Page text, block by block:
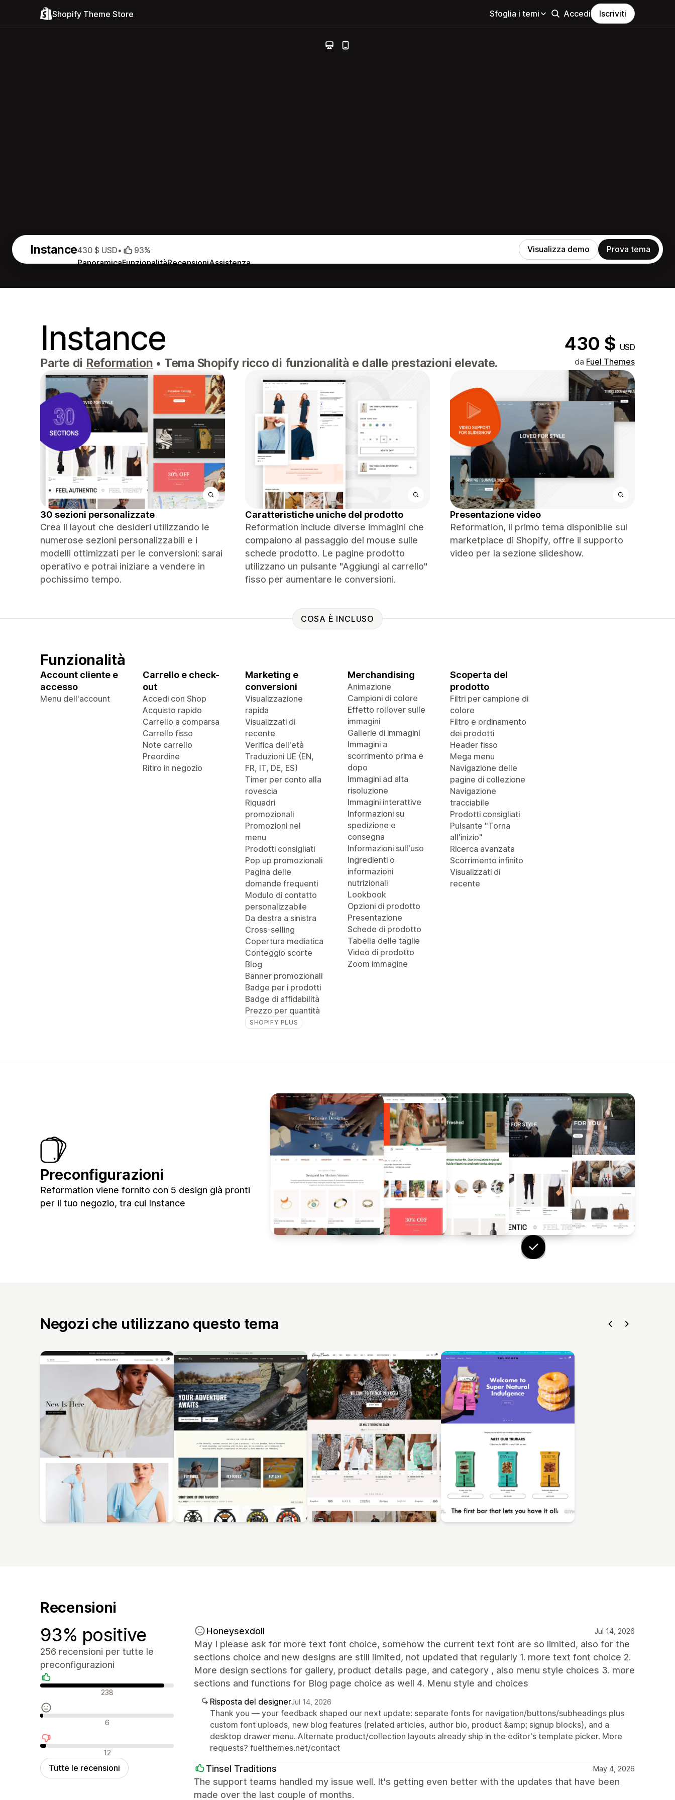
Shopify Theme Store Sfoglia i temi Accedi Iscriviti
Instance
PanoramicaFunzionalitàRecensioniAssistenza
430 $ USD• 93% Visualizza demo Prova tema
Instance 430 $ USD
Parte di Reformation • Tema Shopify ricco di funzionalità e dalle prestazioni elevate. da Fuel Themes
30 sezioni personalizzate
Crea il layout che desideri utilizzando le
numerose sezioni personalizzabili e i
modelli ottimizzati per le conversioni: sarai
operativo e potrai iniziare a vendere in
pochissimo tempo.
Caratteristiche uniche del prodotto
Reformation include diverse immagini che
compaiono al passaggio del mouse sulle
schede prodotto. Le pagine prodotto
utilizzano un pulsante "Aggiungi al carrello"
fisso per aumentare le conversioni.
Presentazione video
Reformation, il primo tema disponibile sul
marketplace di Shopify, offre il supporto
video per la sezione slideshow.
COSA È INCLUSO
Funzionalità
Account cliente e
accesso
Menu dell'account
Carrello e check-
out
Accedi con Shop
Acquisto rapido
Carrello a comparsa
Carrello fisso
Note carrello
Preordine
Ritiro in negozio
Marketing e
conversioni
Visualizzazione
rapida
Visualizzati di
recente
Verifica dell'età
Traduzioni UE (EN,
FR, IT, DE, ES)
Timer per conto alla
rovescia
Riquadri
promozionali
Promozioni nel
menu
Prodotti consigliati
Pop up promozionali
Pagina delle
domande frequenti
Modulo di contatto
personalizzabile
Da destra a sinistra
Cross-selling
Copertura mediatica
Conteggio scorte
Blog
Banner promozionali
Badge per i prodotti
Badge di affidabilità
Prezzo per quantità
SHOPIFY PLUS
Merchandising
Animazione
Campioni di colore
Effetto rollover sulle
immagini
Gallerie di immagini
Immagini a
scorrimento prima e
dopo
Immagini ad alta
risoluzione
Immagini interattive
Informazioni su
spedizione e
consegna
Informazioni sull'uso
Ingredienti o
informazioni
nutrizionali
Lookbook
Opzioni di prodotto
Presentazione
Schede di prodotto
Tabella delle taglie
Video di prodotto
Zoom immagine
Scoperta del
prodotto
Filtri per campione di
colore
Filtro e ordinamento
dei prodotti
Header fisso
Mega menu
Navigazione delle
pagine di collezione
Navigazione
tracciabile
Prodotti consigliati
Pulsante "Torna
all'inizio"
Ricerca avanzata
Scorrimento infinito
Visualizzati di
recente
Preconfigurazioni
Reformation viene fornito con 5 design già pronti
per il tuo negozio, tra cui Instance
Negozi che utilizzano questo tema
Recensioni
93% positive
256 recensioni per tutte le
preconfigurazioni
Recensioni positive
238
Recensioni neutrali
6
Recensioni negative
12
Tutte le recensioni
Honeysexdoll Jul 14, 2026
May I please ask for more text font choice, somehow the current text font are so limited, also for the
sections choice and new designs are still limited, not updated that regularly 1. more text font choice 2.
More design sections for gallery, product details page, and category , also menu style choices 3. more
sections and functions for Blog page choice as well 4. Menu style and choices
Risposta del designerJul 14, 2026
Thank you — your feedback shaped our next update: separate fonts for navigation/buttons/subheadings plus
custom font uploads, new blog features (related articles, author bio, product &amp; signup blocks), and a
desktop drawer menu. Alternate product/collection layouts already ship in the editor's template picker. More
requests? fuelthemes.net/contact
Tinsel Traditions May 4, 2026
The support teams handled my issue well. It's getting even better with the updates that have been
made over the last couple of months.